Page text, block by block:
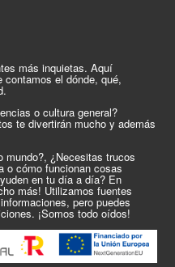
más inquietas. Aquí
el dónde, qué,
o cultura general?
te divertirán mucho y además
mundo?, ¿Necesitas trucos
o cómo funcionan cosas
en tu día a día? En
más! Utilizamos fuentes
pero puedes
¡Somos todo oídos!